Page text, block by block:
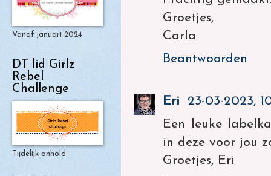
Groetjes,
Carla
Beantwoorden
Eri
23-03-2023,
Een leuke
in deze voor jou
Groetjes, Eri
Vanaf januari 2024
DT lid Girlz
Rebel
Challenge
Tijdelijk onhold